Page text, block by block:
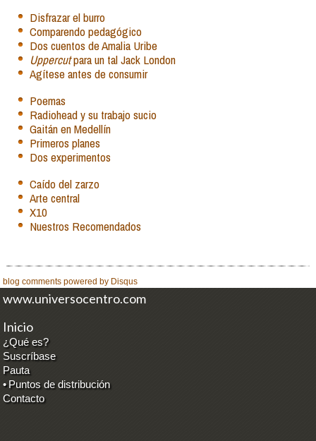
Disfrazar el burro
Comparendo pedagógico
Dos cuentos de Amalia Uribe
Uppercutpara un tal Jack London
Agítese antes de consumir
Poemas
Radiohead y su trabajo sucio
Gaitán en Medellín
Primeros planes
Dos experimentos
Caído del zarzo
Arte central
X10
Nuestros Recomendados
blog comments powered by Disqus
www.universocentro.com
Inicio
¿Qué es?
Suscríbase
Pauta
• Puntos de distribución
Contacto